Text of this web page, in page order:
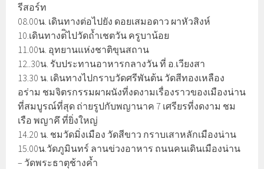
รีสอร์ท
08.00น. เดินทางต่อไปยัง ดอยเสมอดาว ผาหัวสิงห์
10.เดินทางต่ิไปวัดถ้ำเชตวัน ครูบาน้อย
11.00น. อุทยานแห่งชาติขุนสถาน
12..30น. รับประทานอาหารกลางวัน ที่ อ.เวียงสา
13.30 น. เดินทางไปกราบวัดศรีพันต้น วัดสีทองเหลือง
อร่าม ชมจิตรกรรมผาผนังที่งดงามเรื่องราวของเมืองน่าน
ที่สมบูรณ์ที่สุด ถ่ายรูปกับพญานาค 7 เศรียรที่งดงาม ชม
เรือ พญาคึ ที่ยิ่งใหญ่
14.20 น. ชมวัดมิ่งเมือง วัดสีขาว กราบเสาหลักเมืองน่าน
15.00น.วัดภูมินทร์ ลานข่วงอาหาร ถนนคนเดินเมืองน่าน
– วัดพระธาตุช้างค้ำ